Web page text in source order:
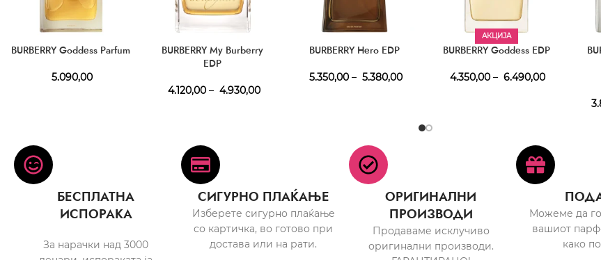
BURBERRY Goddess Parfum
5.090,00
BURBERRY My Burberry
EDP
4.120,00 – 4.930,00
BURBERRY Hero EDP
5.350,00 – 5.380,00
АКЦИЈА
BURBERRY Goddess EDP
4.350,00 – 6.490,00
БЕСПЛАТНА
ИСПОРАКА
За нарачки над 3000
СИГУРНО ПЛАЌАЊЕ
Изберете сигурно плаќање
со картичка, во готово при
достава или на рати.
ОРИГИНАЛНИ
ПРОИЗВОДИ
Продаваме исклучиво
оригинални производи.
Можеме да
вашиот
како